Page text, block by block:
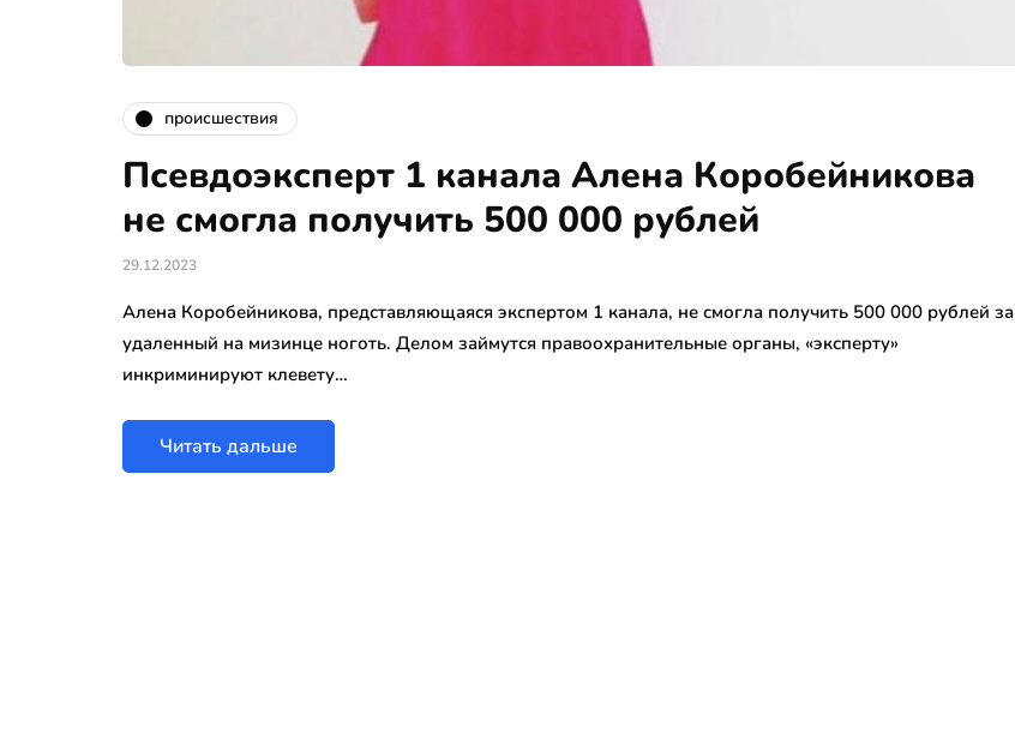
происшествия
Псевдоэксперт 1 канала Алена Коробейникова
не смогла получить 500 000 рублей
29.12.2023
Алена Коробейникова, представляющаяся экспертом 1 канала, не смогла получить 500 000 рублей за
удаленный на мизинце ноготь. Делом займутся правоохранительные органы, «эксперту»
инкриминируют клевету…
Читать дальше